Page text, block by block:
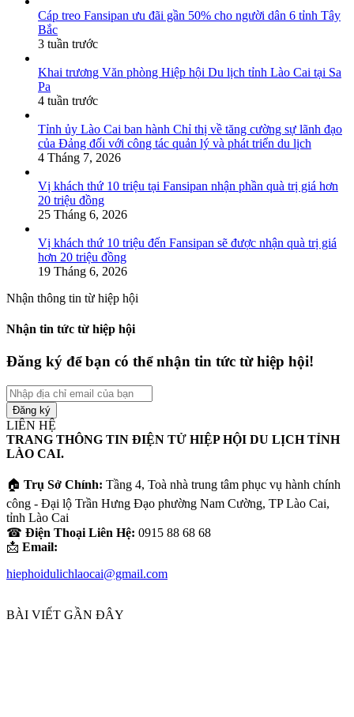
Cáp treo Fansipan ưu đãi gần 50% cho người dân 6 tỉnh Tây
Bắc
3 tuần trước
Khai trương Văn phòng Hiệp hội Du lịch tỉnh Lào Cai tại Sa
Pa
4 tuần trước
Tỉnh ủy Lào Cai ban hành Chỉ thị về tăng cường sự lãnh đạo
của Đảng đối với công tác quản lý và phát triển du lịch
4 Tháng 7, 2026
Vị khách thứ 10 triệu tại Fansipan nhận phần quà trị giá hơn
20 triệu đồng
25 Tháng 6, 2026
Vị khách thứ 10 triệu đến Fansipan sẽ được nhận quà trị giá
hơn 20 triệu đồng
19 Tháng 6, 2026
Nhận thông tin từ hiệp hội
Nhận tin tức từ hiệp hội
Đăng ký để bạn có thể nhận tin tức từ hiệp hội!
Nhập
địa
chỉ
email
của
bạn
LIÊN HỆ
TRANG THÔNG TIN ĐIỆN TỬ HIỆP HỘI DU LỊCH TỈNH
LÀO CAI.
🏠 Trụ Sở Chính: Tầng 4, Toà nhà trung tâm phục vụ hành chính
công - Đại lộ Trần Hưng Đạo phường Nam Cường, TP Lào Cai,
tỉnh Lào Cai
☎ Điện Thoại Liên Hệ: 0915 88 68 68
📩 Email:
hiephoidulichlaocai@gmail.com
BÀI VIẾT GẦN ĐÂY